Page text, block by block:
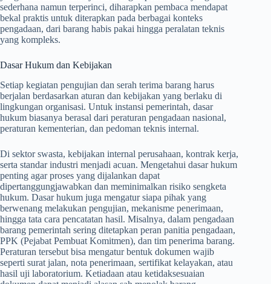
sederhana namun terperinci, diharapkan pembaca mendapat
bekal praktis untuk diterapkan pada berbagai konteks
pengadaan, dari barang habis pakai hingga peralatan teknis
yang kompleks.
Dasar Hukum dan Kebijakan
Setiap kegiatan pengujian dan serah terima barang harus
berjalan berdasarkan aturan dan kebijakan yang berlaku di
lingkungan organisasi. Untuk instansi pemerintah, dasar
hukum biasanya berasal dari peraturan pengadaan nasional,
peraturan kementerian, dan pedoman teknis internal.
Di sektor swasta, kebijakan internal perusahaan, kontrak kerja,
serta standar industri menjadi acuan. Mengetahui dasar hukum
penting agar proses yang dijalankan dapat
dipertanggungjawabkan dan meminimalkan risiko sengketa
hukum. Dasar hukum juga mengatur siapa pihak yang
berwenang melakukan pengujian, mekanisme penerimaan,
hingga tata cara pencatatan hasil. Misalnya, dalam pengadaan
barang pemerintah sering ditetapkan peran panitia pengadaan,
PPK (Pejabat Pembuat Komitmen), dan tim penerima barang.
Peraturan tersebut bisa mengatur bentuk dokumen wajib
seperti surat jalan, nota penerimaan, sertifikat kelayakan, atau
hasil uji laboratorium. Ketiadaan atau ketidaksesuaian